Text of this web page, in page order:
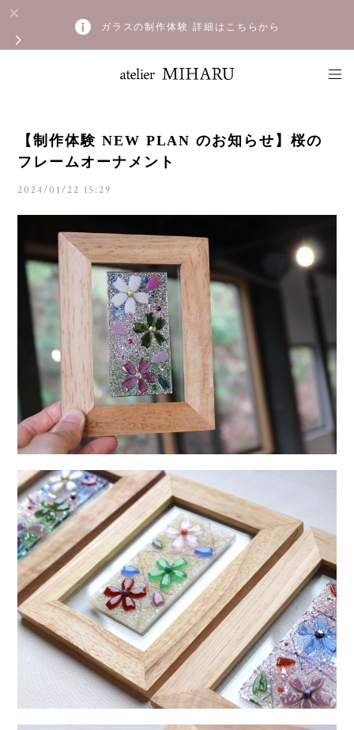
ガラスの制作体験 詳細はこちらから
【制作体験 NEW PLAN のお知らせ】桜の
フレームオーナメント
2024/01/22 15:29